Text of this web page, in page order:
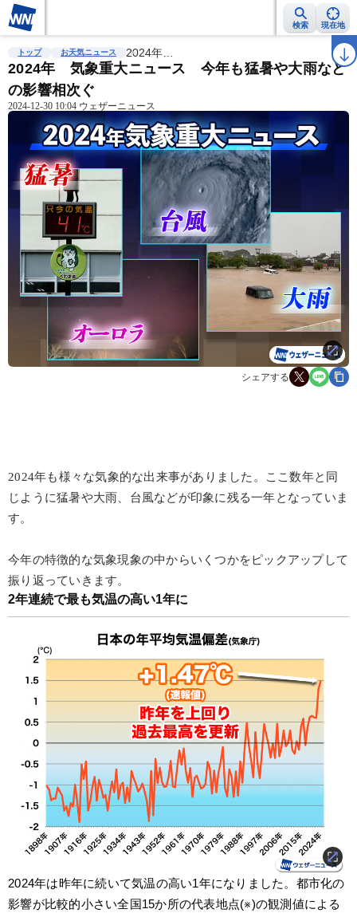
検索 現在地
雨雲レーダー 台風情報 地震情報 ラ
トップ お天気ニュース 2024年…
2024年 気象重大ニュース 今年も猛暑や大雨など
の影響相次ぐ
2024-12-30 10:04 ウェザーニュース
シェアする
2024年も様々な気象的な出来事がありました。ここ数年と同
じように猛暑や大雨、台風などが印象に残る一年となっていま
す。
今年の特徴的な気象現象の中からいくつかをピックアップして
振り返っていきます。
2年連続で最も気温の高い1年に
2024年は昨年に続いて気温の高い1年になりました。都市化の
影響が比較的小さい全国15か所の代表地点(※)の観測値による